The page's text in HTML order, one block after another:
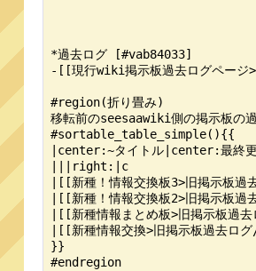
*過去ログ [#vab84033]
-[[現行wiki掲示板過去ログページ
#region(折り畳み)
移転前のseesaawiki側の掲示板の過
#sortable_table_simple(){{
|center:~タイトル|center:最終
|||right:|c
|[[新種！情報交換板3>旧掲示板
|[[新種！情報交換板2>旧掲示板
|[[新種情報まとめ板>旧掲示板
|[[新種情報交換>旧掲示板過去
}}
#endregion